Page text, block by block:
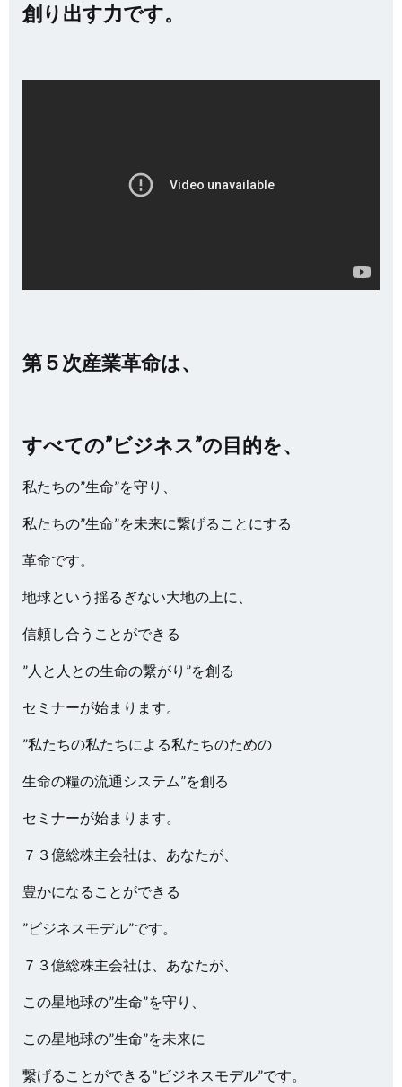
創り出す力です。
第５次産業革命は、
すべての”ビジネス”の目的を、
私たちの”生命”を守り、
私たちの”生命”を未来に繋げることにする
革命です。
地球という揺るぎない大地の上に、
信頼し合うことができる
”人と人との生命の繋がり”を創る
セミナーが始まります。
”私たちの私たちによる私たちのための
生命の糧の流通システム”を創る
セミナーが始まります。
７３億総株主会社は、あなたが、
豊かになることができる
”ビジネスモデル”です。
７３億総株主会社は、あなたが、
この星地球の”生命”を守り、
この星地球の”生命”を未来に
繋げることができる”ビジネスモデル”です。